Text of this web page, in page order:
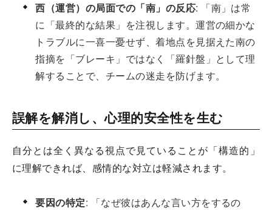
西（運営）の局面での「南」の反応: 「南」は常
に「最終的な結果」を注視します。運営の細かな
トラブルに一喜一憂せず、着地点を見据えた南の
指摘を「ブレーキ」ではなく「羅針盤」として理
解することで、チームの迷走を防げます。
誤解を解消し、心理的安全性を生む
自分とは全く異なる視点で見ていることが「構造的」
に理解できれば、感情的な対立は軽減されます。
要因の特定: 「なぜ彼はあんな言い方をするの